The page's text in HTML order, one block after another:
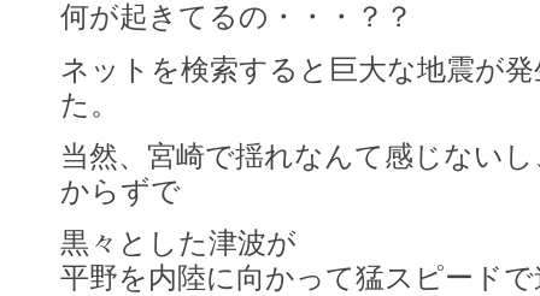
何が起きてるの・・・？？
ネットを検索すると巨大な地震が
た。
当然、宮崎で揺れなんて感じない
からずで
黒々とした津波が
平野を内陸に向かって猛スピード